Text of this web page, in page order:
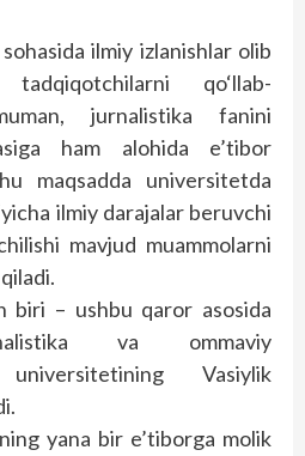
ilmiy izlanishlar olib
qo‘llab-
jurnalistika fanini
ham alohida e’tibor
maqsadda universitetda
ilmiy darajalar beruvchi
mavjud muammolarni
biri – ushbu qaror asosida
va ommaviy
universitetining Vasiylik
yana bir e’tiborga molik